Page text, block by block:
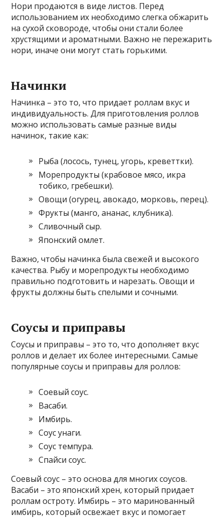
Нори продаются в виде листов. Перед
использованием их необходимо слегка обжарить
на сухой сковороде, чтобы они стали более
хрустящими и ароматными. Важно не пережарить
нори, иначе они могут стать горькими.
Начинки
Начинка – это то, что придает роллам вкус и
индивидуальность. Для приготовления роллов
можно использовать самые разные виды
начинок, такие как:
Рыба (лосось, тунец, угорь, креветтки).
Морепродукты (крабовое мясо, икра
тобико, гребешки).
Овощи (огурец, авокадо, морковь, перец).
Фрукты (манго, ананас, клубника).
Сливочный сыр.
Японский омлет.
Важно, чтобы начинка была свежей и высокого
качества. Рыбу и морепродукты необходимо
правильно подготовить и нарезать. Овощи и
фрукты должны быть спелыми и сочными.
Соусы и приправы
Соусы и приправы – это то, что дополняет вкус
роллов и делает их более интересными. Самые
популярные соусы и приправы для роллов:
Соевый соус.
Васаби.
Имбирь.
Соус унаги.
Соус темпура.
Спайси соус.
Соевый соус – это основа для многих соусов.
Васаби – это японский хрен, который придает
роллам остроту. Имбирь – это маринованный
имбирь, который освежает вкус и помогает